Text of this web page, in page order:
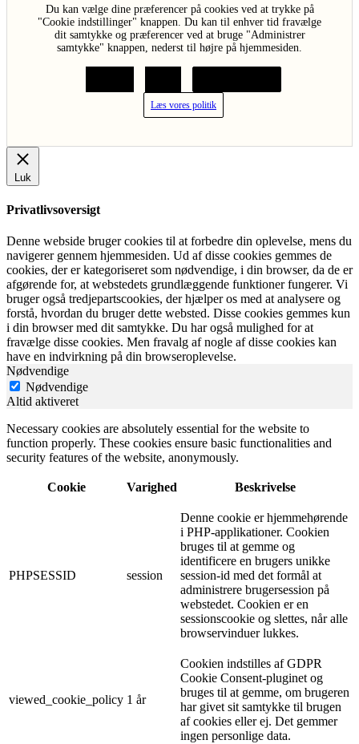
Du kan vælge dine præferencer på cookies ved at trykke på
"Cookie indstillinger" knappen. Du kan til enhver tid fravælge
dit samtykke og præferencer ved at bruge "Administrer
samtykke" knappen, nederst til højre på hjemmesiden.
Læs vores politik
Luk
Privatlivsoversigt
Denne webside bruger cookies til at forbedre din oplevelse, mens du
navigerer gennem hjemmesiden. Ud af disse cookies gemmes de
cookies, der er kategoriseret som nødvendige, i din browser, da de er
afgørende for, at webstedets grundlæggende funktioner fungerer. Vi
bruger også tredjepartscookies, der hjælper os med at analysere og
forstå, hvordan du bruger dette websted. Disse cookies gemmes kun
i din browser med dit samtykke. Du har også mulighed for at
fravælge disse cookies. Men fravalg af nogle af disse cookies kan
have en indvirkning på din browseroplevelse.
Nødvendige
Nødvendige
Altid aktiveret
Necessary cookies are absolutely essential for the website to
function properly. These cookies ensure basic functionalities and
security features of the website, anonymously.
Cookie Varighed Beskrivelse
PHPSESSID session
Denne cookie er hjemmehørende
i PHP-applikationer. Cookien
bruges til at gemme og
identificere en brugers unikke
session-id med det formål at
administrere brugersession på
webstedet. Cookien er en
sessionscookie og slettes, når alle
browservinduer lukkes.
viewed_cookie_policy 1 år
Cookien indstilles af GDPR
Cookie Consent-pluginet og
bruges til at gemme, om brugeren
har givet sit samtykke til brugen
af ​​cookies eller ej. Det gemmer
ingen personlige data.